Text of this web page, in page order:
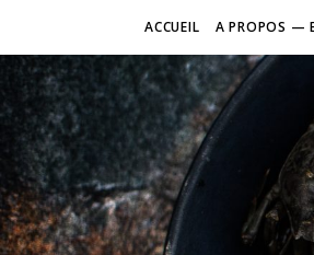
ACCUEIL A PROPOS —